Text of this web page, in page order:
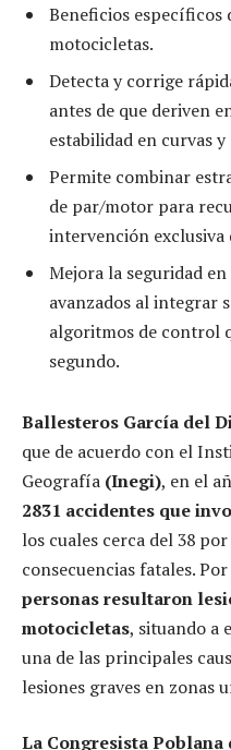
Beneficios
motocicletas.
Detecta y corrige
antes de que deriven
estabilidad en curvas
Permite combinar
de par/motor para
intervención exclusiva
Mejora la seguridad
avanzados al integrar
algoritmos de control
segundo.
Ballesteros García del
que de acuerdo con el
Geografía (Inegi), en el
2831 accidentes que
los cuales cerca del 38
consecuencias fatales.
personas resultaron
motocicletas, situando a
una de las principales
lesiones graves en zonas
La Congresista Poblana